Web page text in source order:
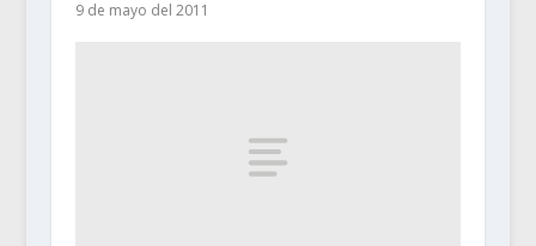
9 de mayo del 2011